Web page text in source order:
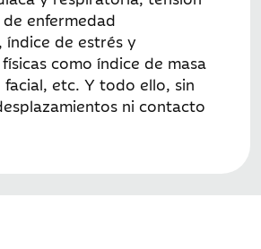
enfermedad
índice de estrés y
como índice de masa
etc. Y todo ello, sin
ni contacto